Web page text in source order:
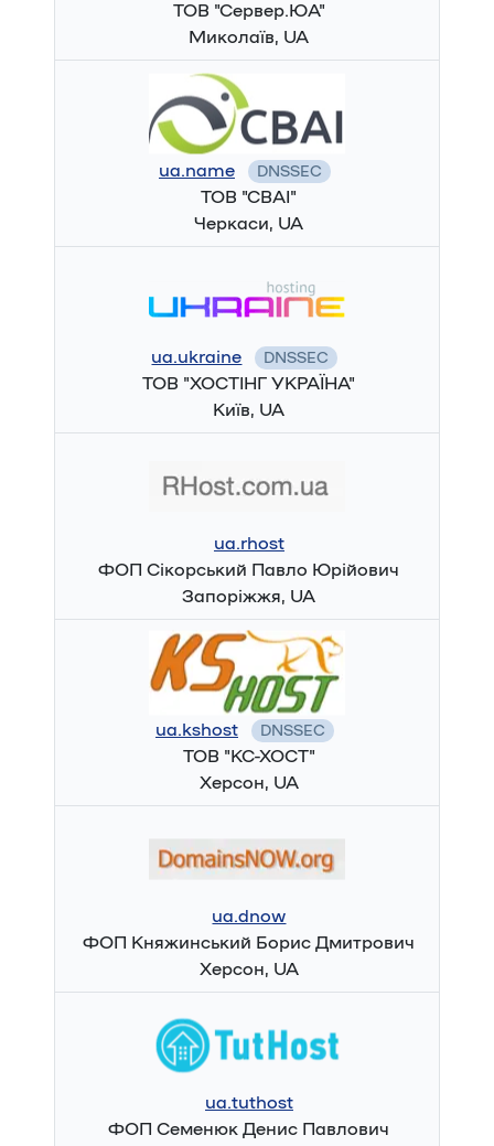
ТОВ "Сервер.ЮА"
Миколаїв, UA
ua.name DNSSEC
ТОВ "СВАІ"
Черкаси, UA
ua.ukraine DNSSEC
ТОВ "ХОСТІНГ УКРАЇНА"
Київ, UA
ua.rhost
ФОП Сікорський Павло Юрійович
Запоріжжя, UA
ua.kshost DNSSEC
ТОВ "КС-ХОСТ"
Херсон, UA
ua.dnow
ФОП Княжинський Борис Дмитрович
Херсон, UA
ua.tuthost
ФОП Семенюк Денис Павлович